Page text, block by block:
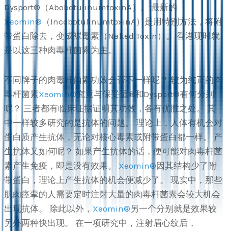
Dysport®（AbobotulinumtoxinA）。 最新的
Xeomin® （IncobotulinumtoxinA）是用特别方法，将附
带蛋白除去，变成裸毒素（Naked Toxin）。 香港现时就
是以这三种肉毒杆菌素为主。
不同牌子的肉毒杆菌素功效会否不一样呢？ 较为纯正的肉
毒杆菌素Xeomin® 究竟与保妥适®和Dysport®有何分别
呢？ 三者都有临床证据证明其功效，各有优胜之处。 其
中一样较多研究的是抗体的问题。 理论上，人体有机会对
蛋白质产生抗体，无论对核心毒素或附带蛋白都一样。 产
生抗体又如何呢？ 如果产生抗体的话，便可能对肉毒杆菌
素产生免疫，即是没有效果。 Xeomin®因其结构少了附
带蛋白，理论上产生抗体的机会便减少了。 现实中，那些
肌肉痉挛的人需要定时注射大量的肉毒杆菌素会较大机会
出现抗体。 除此以外， Xeomin®另一个分别就是效果较
另外两种快出现。 在一项研究中，注射眉心纹后，